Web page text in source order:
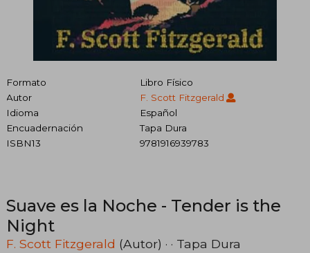
Formato
Libro Físico
Autor
F. Scott Fitzgerald
Idioma
Español
Encuadernación
Tapa Dura
ISBN13
9781916939783
Suave es la Noche - Tender is the
Night
F. Scott Fitzgerald (Autor) · · Tapa Dura